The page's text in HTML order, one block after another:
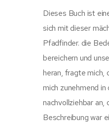
Dieses Buch ist
sich mit dieser
Pfadfinder. die
bereichern und
heran, fragte mich,
mich zunehmend
nachvollziehbar
Beschreibung war